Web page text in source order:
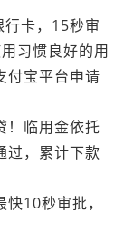
行卡，15秒审
习惯良好的用
付宝平台申请
！临用金依托
过，累计下款
10秒审批，